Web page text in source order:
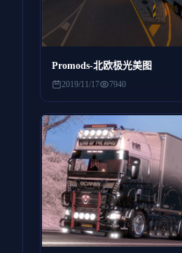
Promods-北欧极光美图
2019/11/17 7940